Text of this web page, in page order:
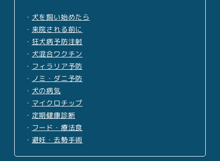
・ 犬を飼い始めたら
・ 来院される前に
・ 狂犬病予防注射
・ 犬混合ワクチン
・ フィラリア予防
・ ノミ・ダニ予防
・ 犬の病気
・ マイクロチップ
・ 定期健康診断
・ フード・療法食
・ 避妊・去勢手術